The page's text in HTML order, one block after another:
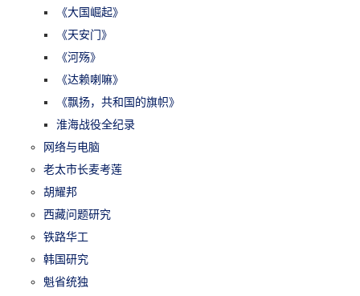
《大国崛起》
《天安门》
《河殇》
《达赖喇嘛》
《飘扬，共和国的旗帜》
淮海战役全纪录
网络与电脑
老太市长麦考莲
胡耀邦
西藏问题研究
铁路华工
韩国研究
魁省统独